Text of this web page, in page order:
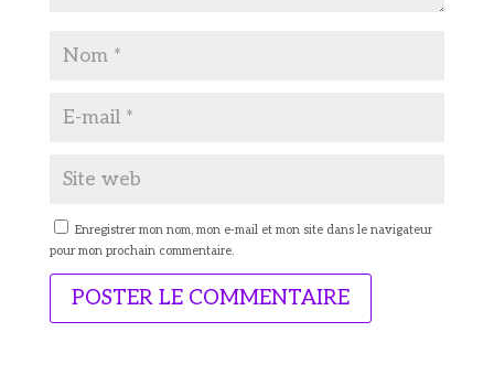
Enregistrer mon nom, mon e-mail et mon site dans le navigateur
pour mon prochain commentaire.